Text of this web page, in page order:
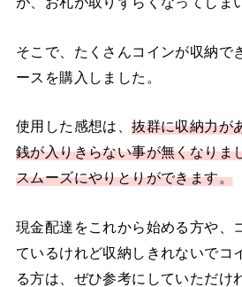
そこで、たくさんコインが収納で
ースを購入しました。
使用した感想は、抜群に収納力が
銭が入りきらない事が無くなりま
スムーズにやりとりができます。
現金配達をこれから始める方や、
ているけれど収納しきれないでコ
る方は、ぜひ参考にしていただけ